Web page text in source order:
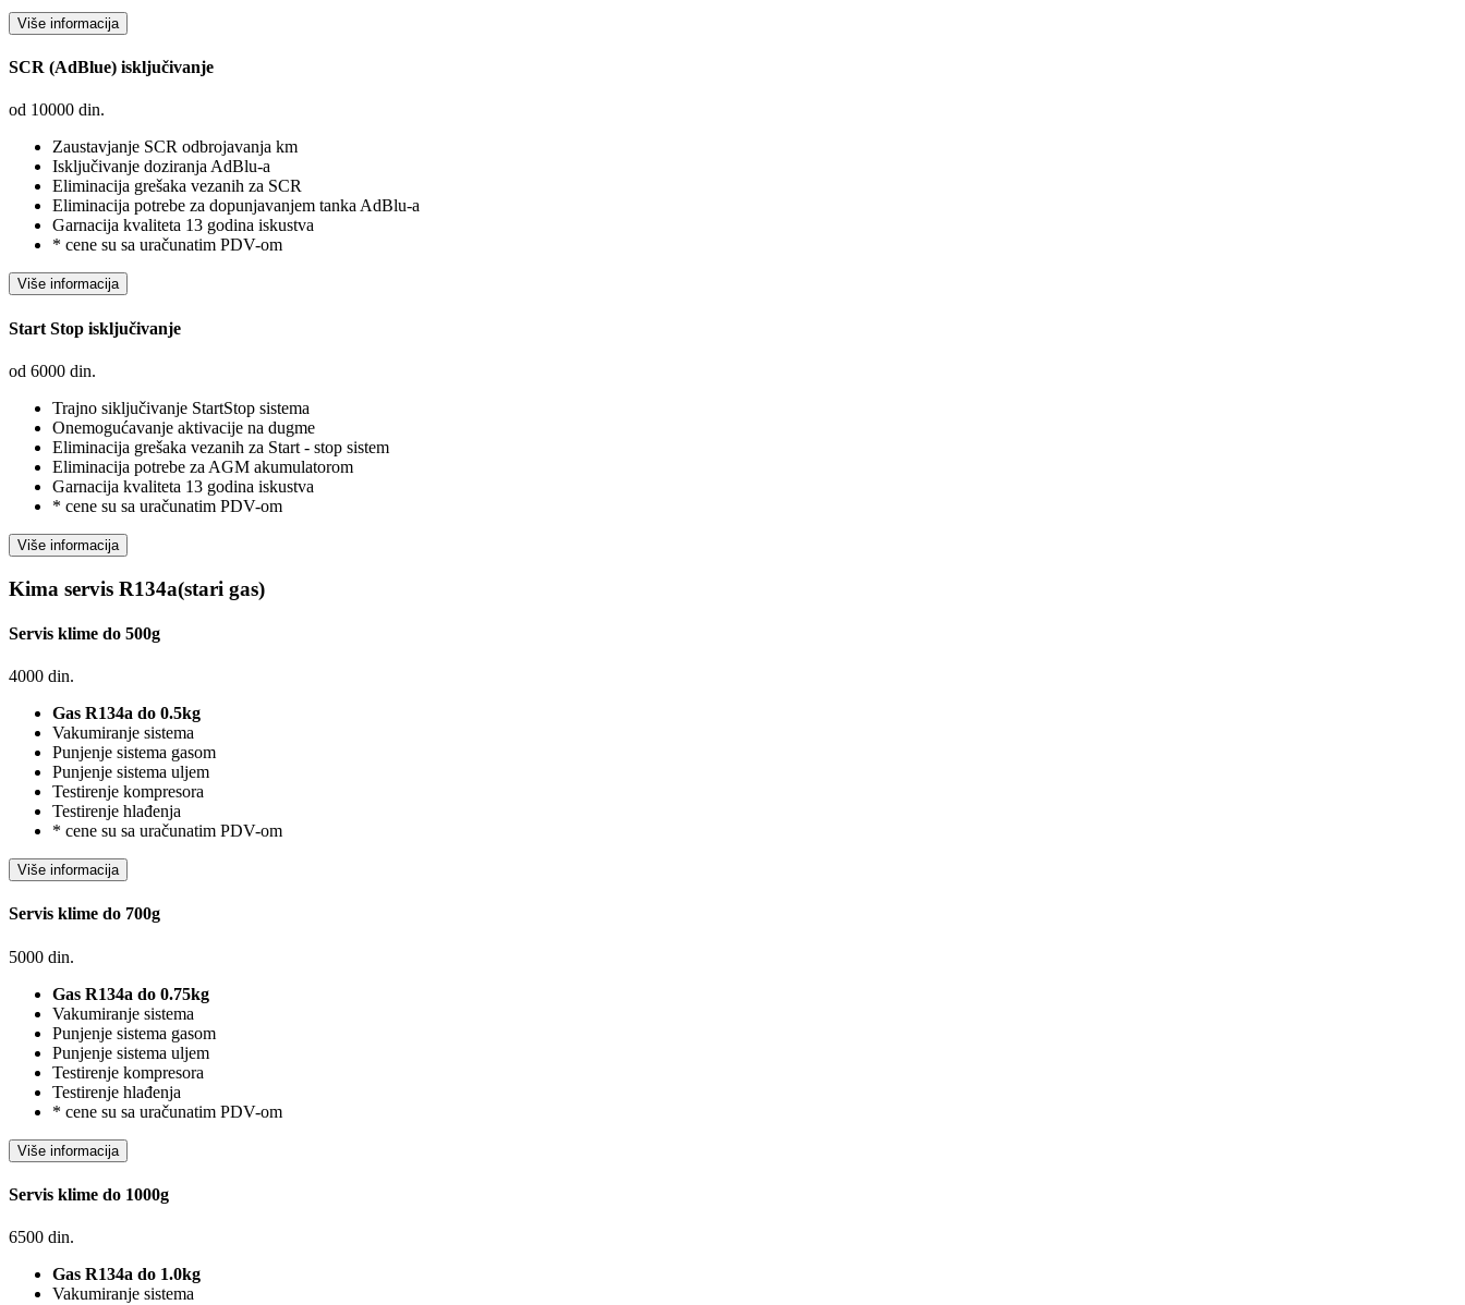
SCR (AdBlue) isključivanje
od 10000 din.
Zaustavjanje SCR odbrojavanja km
Isključivanje doziranja AdBlu-a
Eliminacija grešaka vezanih za SCR
Eliminacija potrebe za dopunjavanjem tanka AdBlu-a
Garnacija kvaliteta 13 godina iskustva
* cene su sa uračunatim PDV-om
Start Stop isključivanje
od 6000 din.
Trajno siključivanje StartStop sistema
Onemogućavanje aktivacije na dugme
Eliminacija grešaka vezanih za Start - stop sistem
Eliminacija potrebe za AGM akumulatorom
Garnacija kvaliteta 13 godina iskustva
* cene su sa uračunatim PDV-om
Kima servis R134a(stari gas)
Servis klime do 500g
4000 din.
Gas R134a do 0.5kg
Vakumiranje sistema
Punjenje sistema gasom
Punjenje sistema uljem
Testirenje kompresora
Testirenje hlađenja
* cene su sa uračunatim PDV-om
Servis klime do 700g
5000 din.
Gas R134a do 0.75kg
Vakumiranje sistema
Punjenje sistema gasom
Punjenje sistema uljem
Testirenje kompresora
Testirenje hlađenja
* cene su sa uračunatim PDV-om
Servis klime do 1000g
6500 din.
Gas R134a do 1.0kg
Vakumiranje sistema